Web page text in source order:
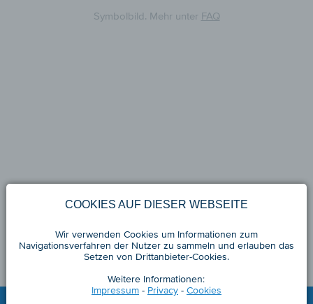
Symbolbild. Mehr unter FAQ
COOKIES AUF DIESER WEBSEITE
Wir verwenden Cookies um Informationen zum
Navigationsverfahren der Nutzer zu sammeln und erlauben das
Setzen von Drittanbieter-Cookies.
Weitere Informationen:
Impressum- Privacy- Cookies